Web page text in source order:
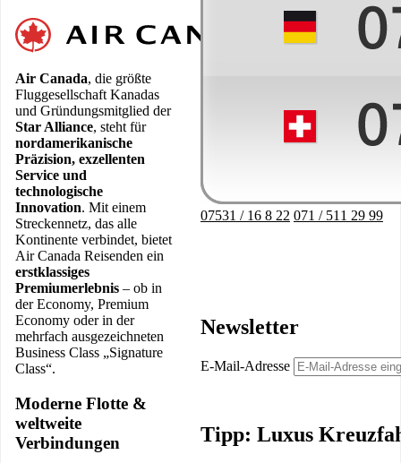
Image
Air Canada, die größte
Fluggesellschaft Kanadas
und Gründungsmitglied der
Star Alliance, steht für
nordamerikanische
Präzision, exzellenten
Service und
technologische
Innovation. Mit einem
Streckennetz, das alle
Kontinente verbindet, bietet
Air Canada Reisenden ein
erstklassiges
Premiumerlebnis – ob in
der Economy, Premium
Economy oder in der
mehrfach ausgezeichneten
Business Class „Signature
Class“.
Moderne Flotte &
weltweite
Verbindungen
07531 / 16 8 22 071 / 511 29 99
Newsletter
E-Mail-Adresse
Tipp: Luxus